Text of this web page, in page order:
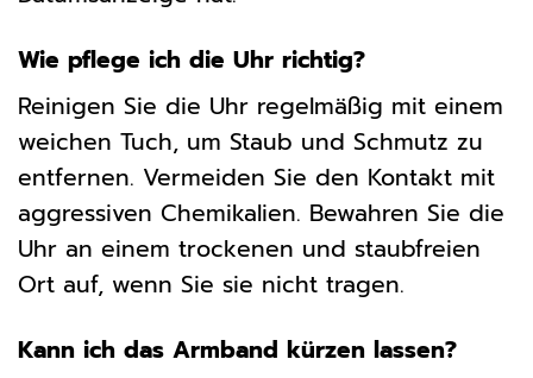
Wie pflege ich die Uhr richtig?
Reinigen Sie die Uhr regelmäßig mit einem
weichen Tuch, um Staub und Schmutz zu
entfernen. Vermeiden Sie den Kontakt mit
aggressiven Chemikalien. Bewahren Sie die
Uhr an einem trockenen und staubfreien
Ort auf, wenn Sie sie nicht tragen.
Kann ich das Armband kürzen lassen?